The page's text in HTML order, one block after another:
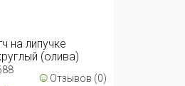
на липучке
(олива)
☺ Отзывов (0)